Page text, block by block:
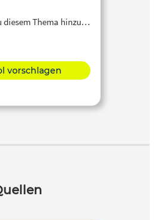
diesem Thema hinzu…
vorschlagen